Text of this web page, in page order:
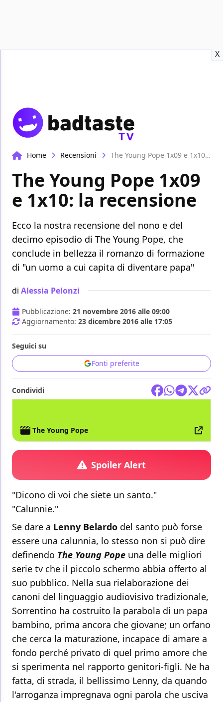
X
TV
Home Recensioni The Young Pope 1x09 e 1x10: la recensione
The Young Pope 1x09
e 1x10: la recensione
Ecco la nostra recensione del nono e del
decimo episodio di The Young Pope, che
conclude in bellezza il romanzo di formazione
di "un uomo a cui capita di diventare papa"
di Alessia Pelonzi
Pubblicazione: 21 novembre 2016 alle 09:00
Aggiornamento: 23 dicembre 2016 alle 17:05
Seguici su
Fonti preferite
Condividi
The Young Pope
Spoiler Alert
"Dicono di voi che siete un santo."
"Calunnie."
Se dare a Lenny Belardo del santo può forse
essere una calunnia, lo stesso non si può dire
definendo The Young Pope una delle migliori
serie tv che il piccolo schermo abbia offerto al
suo pubblico. Nella sua rielaborazione dei
canoni del linguaggio audiovisivo tradizionale,
Sorrentino ha costruito la parabola di un papa
bambino, prima ancora che giovane; un orfano
che cerca la maturazione, incapace di amare a
fondo perché privato di quel primo amore che
si sperimenta nel rapporto genitori-figli. Ne ha
fatta, di strada, il bellissimo Lenny, da quando
l'arroganza impregnava ogni parola che usciva